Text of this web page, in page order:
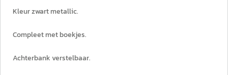
Kleur zwart metallic.
Compleet met boekjes.
Achterbank verstelbaar.